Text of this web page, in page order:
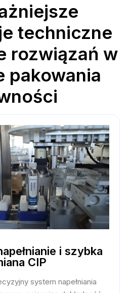
techniczne
rozwiązań w
pakowania
i szybka
CIP
system napełniania